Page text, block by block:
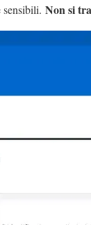
sensibili. Non si